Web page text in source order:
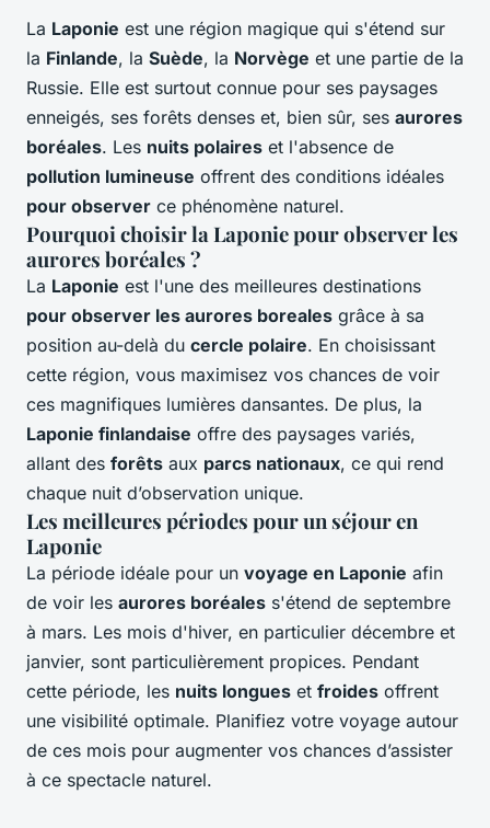
La Laponie est une région magique qui s'étend sur
la Finlande, la Suède, la Norvège et une partie de la
Russie. Elle est surtout connue pour ses paysages
enneigés, ses forêts denses et, bien sûr, ses aurores
boréales. Les nuits polaires et l'absence de
pollution lumineuse offrent des conditions idéales
pour observer ce phénomène naturel.
Pourquoi choisir la Laponie pour observer les
aurores boréales ?
La Laponie est l'une des meilleures destinations
pour observer les aurores boreales grâce à sa
position au-delà du cercle polaire. En choisissant
cette région, vous maximisez vos chances de voir
ces magnifiques lumières dansantes. De plus, la
Laponie finlandaise offre des paysages variés,
allant des forêts aux parcs nationaux, ce qui rend
chaque nuit d’observation unique.
Les meilleures périodes pour un séjour en
Laponie
La période idéale pour un voyage en Laponie afin
de voir les aurores boréales s'étend de septembre
à mars. Les mois d'hiver, en particulier décembre et
janvier, sont particulièrement propices. Pendant
cette période, les nuits longues et froides offrent
une visibilité optimale. Planifiez votre voyage autour
de ces mois pour augmenter vos chances d’assister
à ce spectacle naturel.